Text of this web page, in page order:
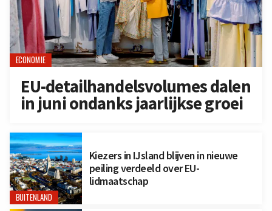
ECONOMIE
EU-detailhandelsvolumes dalen
in juni ondanks jaarlijkse groei
BUITENLAND
Kiezers in IJsland blijven in nieuwe
peiling verdeeld over EU-
lidmaatschap